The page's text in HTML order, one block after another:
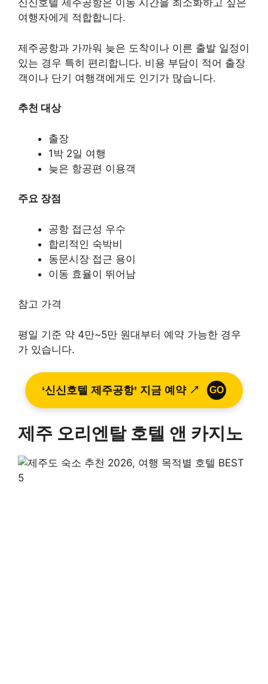
신신호텔 제주공항은 이동 시간을 최소화하고 싶은
여행자에게 적합합니다.
제주공항과 가까워 늦은 도착이나 이른 출발 일정이
있는 경우 특히 편리합니다. 비용 부담이 적어 출장
객이나 단기 여행객에게도 인기가 많습니다.
추천 대상
출장
1박 2일 여행
늦은 항공편 이용객
주요 장점
공항 접근성 우수
합리적인 숙박비
동문시장 접근 용이
이동 효율이 뛰어남
참고 가격
평일 기준 약 4만~5만 원대부터 예약 가능한 경우
가 있습니다.
‘신신호텔 제주공항’ 지금 예약 ↗ GO
제주 오리엔탈 호텔 앤 카지노